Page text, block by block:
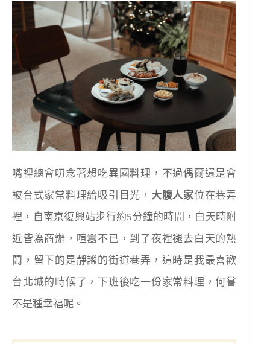
嘴裡總會叨念著想吃異國料理，不過偶爾還是會
被台式家常料理給吸引目光， 大腹人家位在巷弄
裡，自南京復興站步行約5分鐘的時間，白天時附
近皆為商辦，喧囂不已，到了夜裡褪去白天的熱
鬧，留下的是靜謐的街道巷弄，這時是我最喜歡
台北城的時候了，下班後吃一份家常料理，何嘗
不是種幸福呢。